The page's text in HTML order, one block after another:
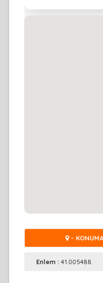
-
Enlem :41.005488